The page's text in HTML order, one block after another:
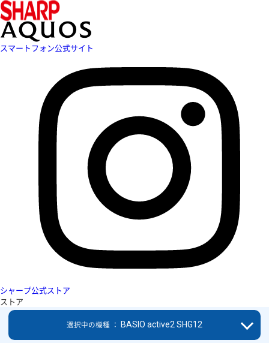
スマートフォン公式サイト
シャープ公式ストア
ストア
選択中の機種 ： BASIO active2 SHG12